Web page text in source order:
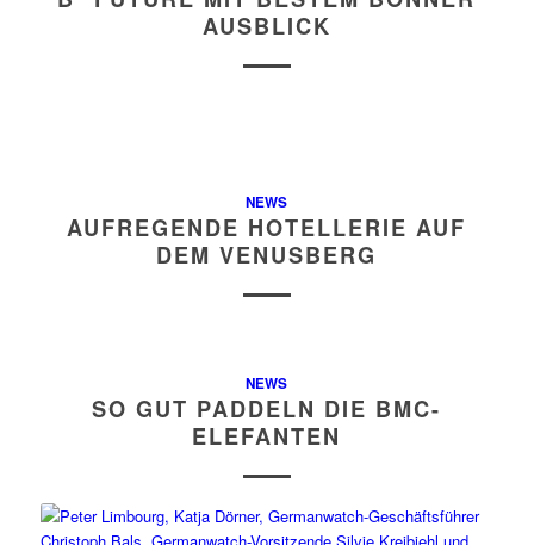
AUSBLICK
NEWS
AUFREGENDE HOTELLERIE AUF
DEM VENUSBERG
NEWS
SO GUT PADDELN DIE BMC-
ELEFANTEN